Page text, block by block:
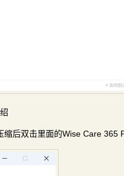
后双击里面的Wise Care 365